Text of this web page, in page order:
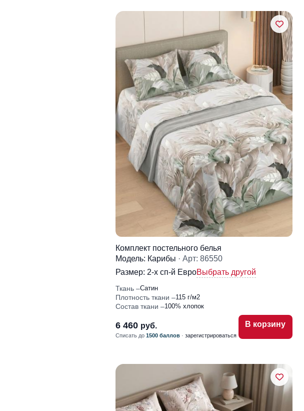
Комплект постельного белья
Модель: Карибы · Арт: 86550
Размер: 2-x сп-й ЕвроВыбрать другой
Ткань Сатин
Плотность ткани 115 г/м2
Состав ткани 100% хлопок
6 460 руб.
Списать до1500 баллов ·зарегистрироваться
В корзину